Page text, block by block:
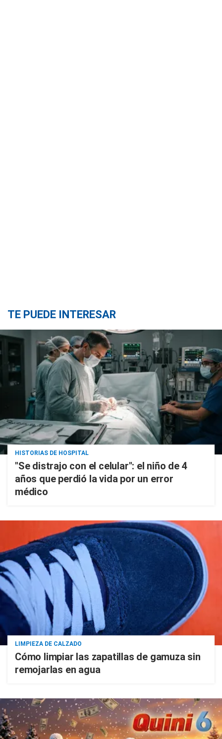
TE PUEDE INTERESAR
HISTORIAS DE HOSPITAL
"Se distrajo con el celular": el niño de 4
años que perdió la vida por un error
médico
LIMPIEZA DE CALZADO
Cómo limpiar las zapatillas de gamuza sin
remojarlas en agua